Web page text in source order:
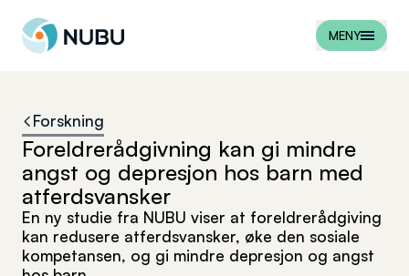
Til forsiden
MENY
Forskning
Foreldrerådgivning kan gi mindre
angst og depresjon hos barn med
atferdsvansker
En ny studie fra NUBU viser at foreldrerådgiving
kan redusere atferdsvansker, øke den sosiale
kompetansen, og gi mindre depresjon og angst